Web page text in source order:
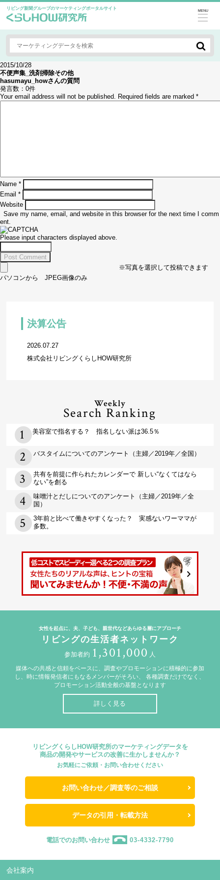
リビング新聞グループのマーケティングポータルサイト MENU
2015/10/28
不便声集_洗剤掃除その他
hasumayu_howさんの質問
発言数： 0件
Your email address will not be published. Required fields are marked *
Name *
Email *
Website
Save my name, email, and website in this browser for the next time I comm
ent.
Please input characters displayed above.
※写真を選択して投稿できます
パソコンから JPEG画像のみ
決算公告
2026.07.27
株式会社リビングくらしHOW研究所
Weekly
Search Ranking
美容室で指名する？ 指名しない派は36.5％
バスタイムについてのアンケート（主婦／2019年／全国）
共有を前提に作られたカレンダーで 新しい“なくてはなら
ない”を創る
味噌汁とだしについてのアンケート（主婦／2019年／全
国）
3年前と比べて働きやすくなった？ 実感ないワーママが
多数。
女性を起点に、夫、子ども、親世代などあらゆる層にアプローチ
リビングの生活者ネットワーク
参加者約 1,301,000 人
媒体への共感と信頼をベースに、調査やプロモーションに積極的に参加
し、時に情報発信者にもなるメンバーがそろい、
各種調査だけでなく、
プロモーション活動全般の基盤となります
詳しく見る
リビングくらしHOW研究所のマーケティングデータを
商品の開発やサービスの改善に生かしませんか？
お気軽にご依頼・お問い合わせください
お問い合わせ／調査等のご相談
データの引用・転載方法
電話でのお問い合わせ 03-4332-7790
会社案内